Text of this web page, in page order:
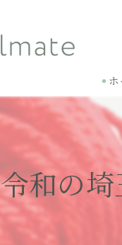
ホ
令和の